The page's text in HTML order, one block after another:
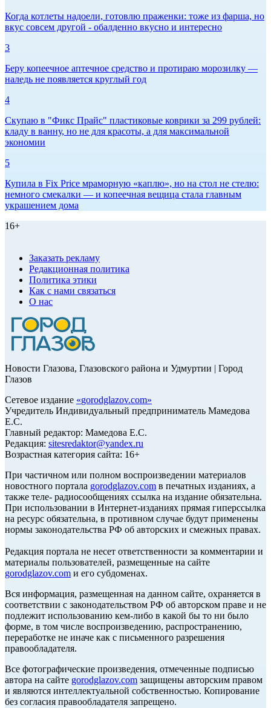
Когда котлеты надоели, готовлю праженки: тоже из фарша, но
вкус совсем другой - обалденно вкусно и интересно
3
Беру копеечное аптечное средство и протираю морозилку —
наледь не появляется круглый год
4
Скупаю в "Фикс Прайс" пластиковые коврики за 299 рублей:
кладу в ванну, но не для красоты, а для максимальной
экономии
5
Купила в Fix Price мраморную «каплю», но на стол не стелю:
немного смекалки — и копеечная вещица стала главным
украшением дома
16+
Заказать рекламу
Редакционная политика
Политика этики
Как с нами связаться
О нас
Новости Глазова, Глазовского района и Удмуртии | Город
Глазов
Сетевое издание «gorodglazov.com»
Учредитель Индивидуальный предприниматель Мамедова
Е.С.
Главный редактор: Мамедова Е.С.
Редакция: sitesredaktor@yandex.ru
Возрастная категория сайта: 16+
При частичном или полном воспроизведении материалов
новостного портала gorodglazov.com в печатных изданиях, а
также теле- радиосообщениях ссылка на издание обязательна.
При использовании в Интернет-изданиях прямая гиперссылка
на ресурс обязательна, в противном случае будут применены
нормы законодательства РФ об авторских и смежных правах.
Редакция портала не несет ответственности за комментарии и
материалы пользователей, размещенные на сайте
gorodglazov.com и его субдоменах.
Вся информация, размещенная на данном сайте, охраняется в
соответствии с законодательством РФ об авторском праве и не
подлежит использованию кем-либо в какой бы то ни было
форме, в том числе воспроизведению, распространению,
переработке не иначе как с письменного разрешения
правообладателя.
Все фотографические произведения, отмеченные подписью
автора на сайте gorodglazov.com защищены авторским правом
и являются интеллектуальной собственностью. Копирование
без согласия правообладателя запрещено.